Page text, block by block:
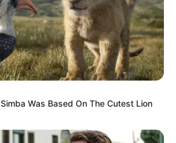
Was Based On The Cutest Lion